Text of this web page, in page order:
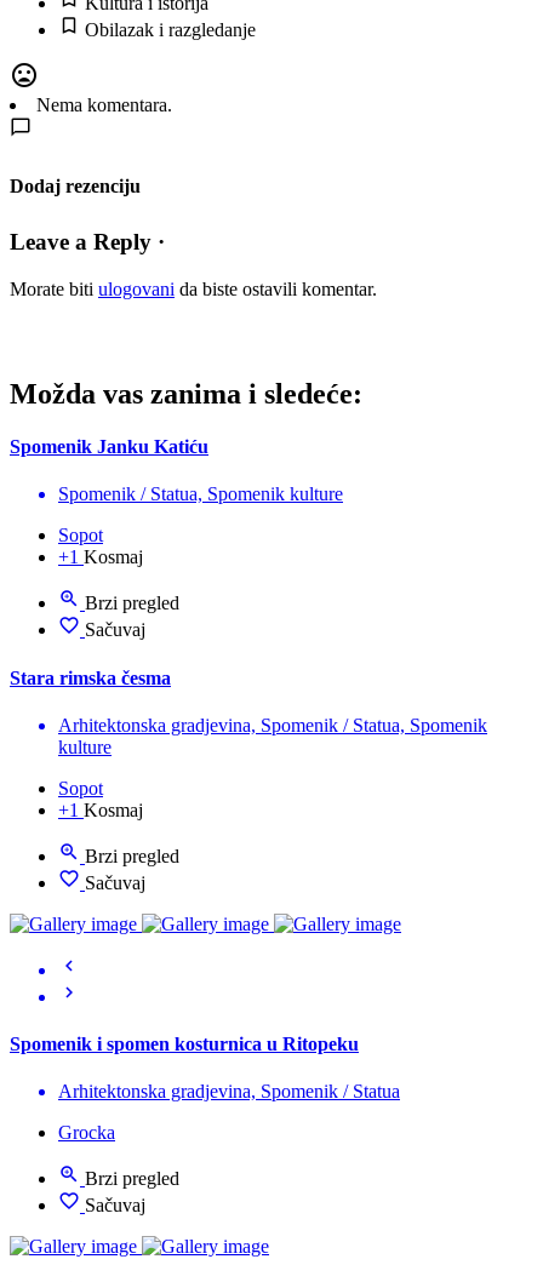
Obilazak i razgledanje
Nema komentara.
Dodaj rezenciju
Leave a Reply ·
Morate biti ulogovani da biste ostavili komentar.
Možda vas zanima i sledeće:
Spomenik Janku Katiću
Spomenik / Statua, Spomenik kulture
Sopot
+1 Kosmaj
Brzi pregled
Sačuvaj
Stara rimska česma
Arhitektonska gradjevina, Spomenik / Statua, Spomenik
kulture
Sopot
+1 Kosmaj
Brzi pregled
Sačuvaj
Spomenik i spomen kosturnica u Ritopeku
Arhitektonska gradjevina, Spomenik / Statua
Grocka
Brzi pregled
Sačuvaj